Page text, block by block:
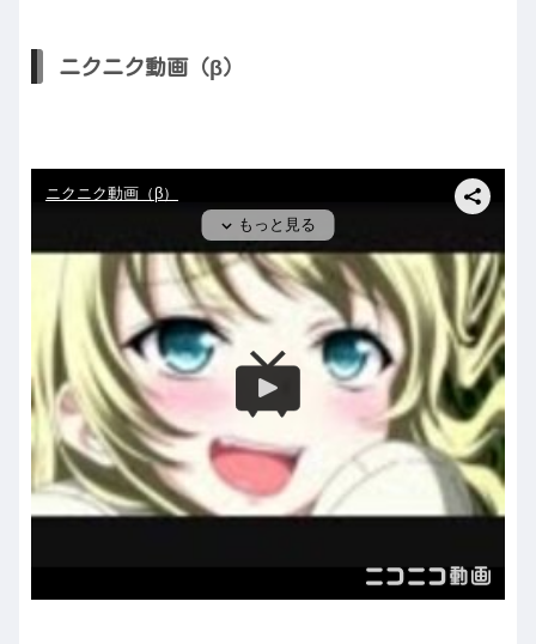
ニクニク動画（β）